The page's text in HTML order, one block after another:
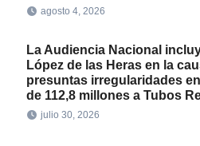
agosto 4, 2026
La Audiencia Nacional
López de las Heras en la
presuntas irregularidades
de 112,8 millones a Tubos
julio 30, 2026